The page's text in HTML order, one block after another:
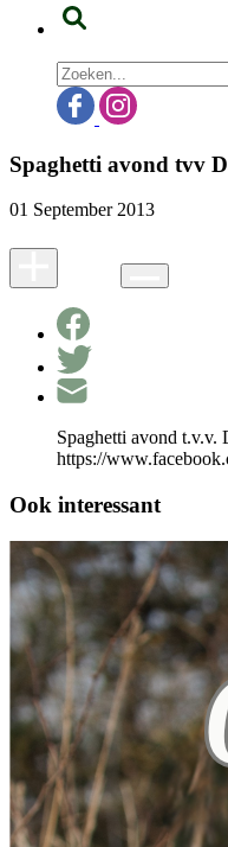
Spaghetti avond tvv
01 September 2013
Spaghetti avond t.v.v.
https://
Ook interessant